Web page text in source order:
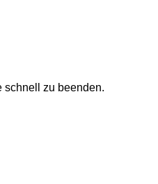
schnell zu beenden.